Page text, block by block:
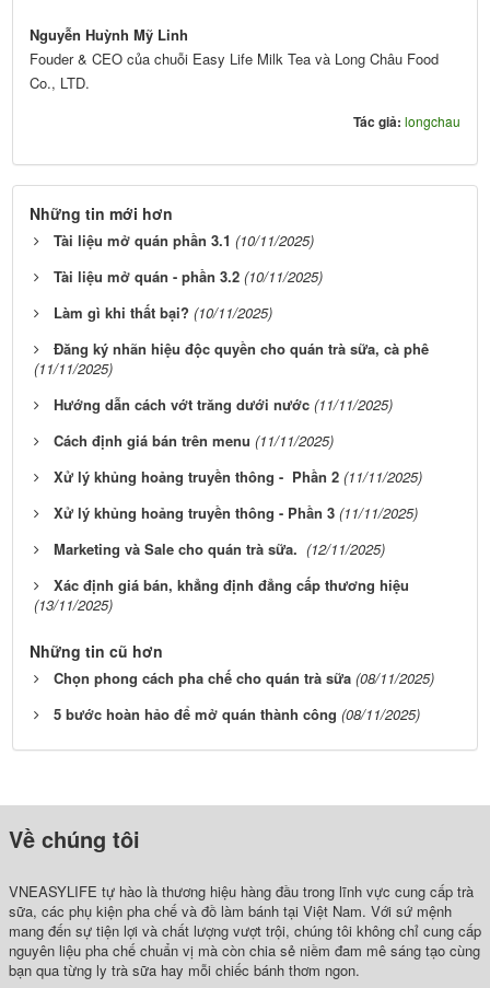
Nguyễn Huỳnh Mỹ Linh
Fouder & CEO của chuỗi Easy Life Milk Tea và Long Châu Food
Co., LTD.
Tác giả: longchau
Những tin mới hơn
Tài liệu mở quán phần 3.1 (10/11/2025)
Tài liệu mở quán - phần 3.2 (10/11/2025)
Làm gì khi thất bại? (10/11/2025)
Đăng ký nhãn hiệu độc quyền cho quán trà sữa, cà phê
(11/11/2025)
Hướng dẫn cách vớt trăng dưới nước (11/11/2025)
Cách định giá bán trên menu (11/11/2025)
Xử lý khủng hoảng truyền thông - Phần 2 (11/11/2025)
Xử lý khủng hoảng truyền thông - Phần 3 (11/11/2025)
Marketing và Sale cho quán trà sữa. (12/11/2025)
Xác định giá bán, khẳng định đẳng cấp thương hiệu
(13/11/2025)
Những tin cũ hơn
Chọn phong cách pha chế cho quán trà sữa (08/11/2025)
5 bước hoàn hảo để mở quán thành công (08/11/2025)
Về chúng tôi
VNEASYLIFE tự hào là thương hiệu hàng đầu trong lĩnh vực cung cấp trà
sữa, các phụ kiện pha chế và đồ làm bánh tại Việt Nam. Với sứ mệnh
mang đến sự tiện lợi và chất lượng vượt trội, chúng tôi không chỉ cung cấp
nguyên liệu pha chế chuẩn vị mà còn chia sẻ niềm đam mê sáng tạo cùng
bạn qua từng ly trà sữa hay mỗi chiếc bánh thơm ngon.